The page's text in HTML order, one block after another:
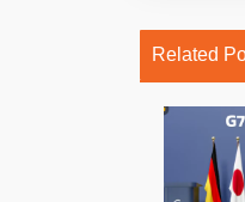
Related